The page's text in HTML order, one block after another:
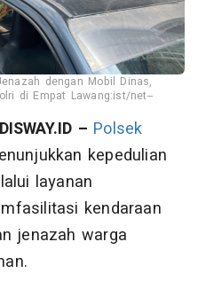
dengan Mobil Dinas,
di Empat Lawang:ist/net--
– Polsek
kepedulian
layanan
kendaraan
jenazah warga